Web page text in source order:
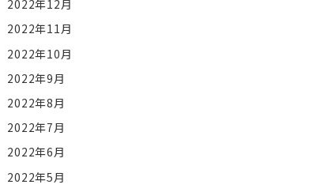
2022年12月
2022年11月
2022年10月
2022年9月
2022年8月
2022年7月
2022年6月
2022年5月